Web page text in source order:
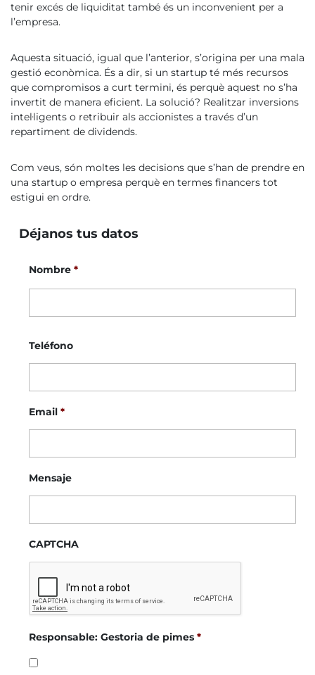
tenir excés de liquiditat també és un inconvenient per a
l’empresa.
Aquesta situació, igual que l’anterior, s’origina per una mala
gestió econòmica. És a dir, si un startup té més recursos
que compromisos a curt termini, és perquè aquest no s’ha
invertit de manera eficient. La solució? Realitzar inversions
intel·ligents o retribuir als accionistes a través d’un
repartiment de dividends.
Com veus, són moltes les decisions que s’han de prendre en
una startup o empresa perquè en termes financers tot
estigui en ordre.
Déjanos tus datos
Nombre *
Teléfono
Email *
Mensaje
CAPTCHA
Responsable: Gestoria de pimes *